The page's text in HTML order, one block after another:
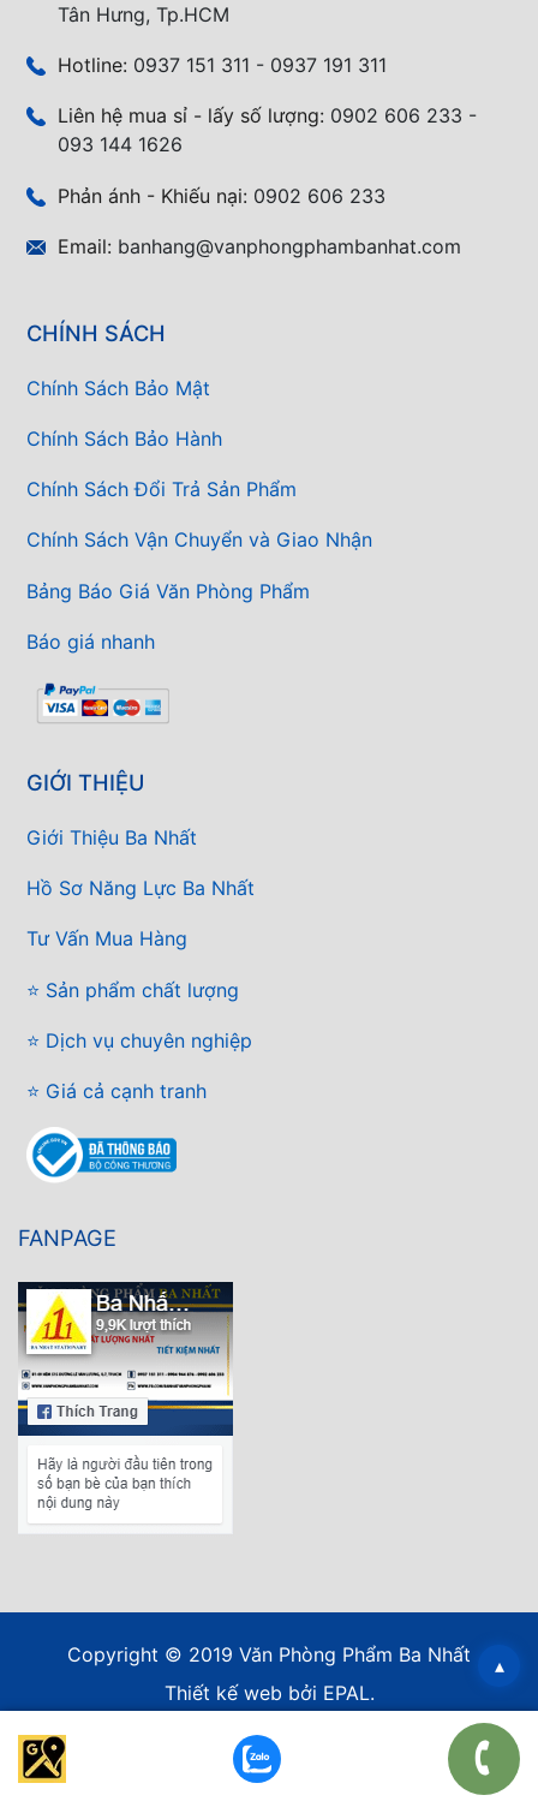
Tân Hưng, Tp.HCM
Hotline: 0937 151 311 - 0937 191 311
Liên hệ mua sỉ - lấy số lượng: 0902 606 233 -
093 144 1626
Phản ánh - Khiếu nại: 0902 606 233
Email: banhang@vanphongphambanhat.com
CHÍNH SÁCH
Chính Sách Bảo Mật
Chính Sách Bảo Hành
Chính Sách Đổi Trả Sản Phẩm
Chính Sách Vận Chuyển và Giao Nhận
Bảng Báo Giá Văn Phòng Phẩm
Báo giá nhanh
GIỚI THIỆU
Giới Thiệu Ba Nhất
Hồ Sơ Năng Lực Ba Nhất
Tư Vấn Mua Hàng
⭐ Sản phẩm chất lượng
⭐ Dịch vụ chuyên nghiệp
⭐ Giá cả cạnh tranh
FANPAGE
Copyright © 2019 Văn Phòng Phẩm Ba Nhất
Thiết kế web bởi EPAL.
▴